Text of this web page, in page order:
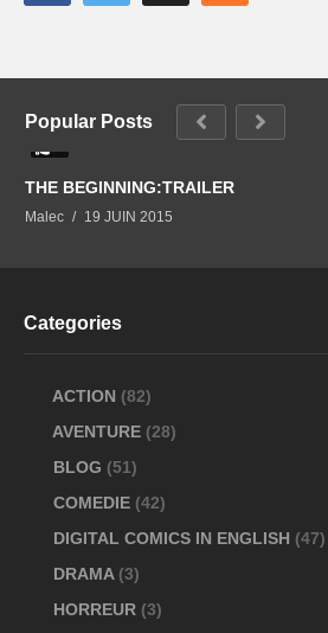
Popular Posts
THE BEGINNING:TRAILER
Malec 19 JUIN 2015
Categories
ACTION (82)
AVENTURE (28)
BLOG (51)
COMEDIE (42)
DIGITAL COMICS IN ENGLISH (47)
DRAMA (3)
HORREUR (3)